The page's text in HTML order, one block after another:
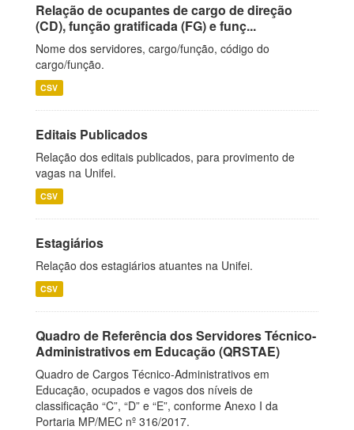
Relação de ocupantes de cargo de direção
(CD), função gratificada (FG) e funç...
Nome dos servidores, cargo/função, código do
cargo/função.
CSV
Editais Publicados
Relação dos editais publicados, para provimento de
vagas na Unifei.
CSV
Estagiários
Relação dos estagiários atuantes na Unifei.
CSV
Quadro de Referência dos Servidores Técnico-
Administrativos em Educação (QRSTAE)
Quadro de Cargos Técnico-Administrativos em
Educação, ocupados e vagos dos níveis de
classificação “C”, “D” e “E”, conforme Anexo I da
Portaria MP/MEC nº 316/2017.